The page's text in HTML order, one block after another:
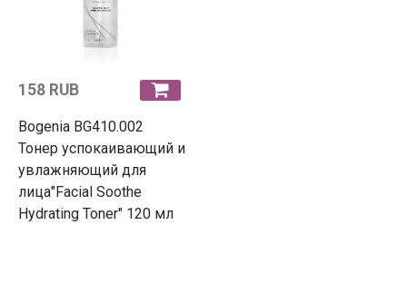
158 RUB
Bogenia BG410.002
Тонер успокаивающий и
увлажняющий для
лица"Facial Soothe
Hydrating Toner" 120 мл